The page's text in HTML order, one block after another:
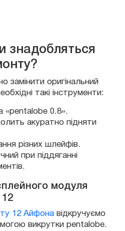
знадобляться
замінити оригінальний
такі інструменти:
«pentalobe 0.8».
акуратно підняти
різних шлейфів.
при піддяганні
модуля
12 Айфона відкручуємо
викрутки pentalobe.